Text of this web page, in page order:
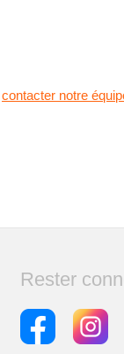
contacter notre
Rester